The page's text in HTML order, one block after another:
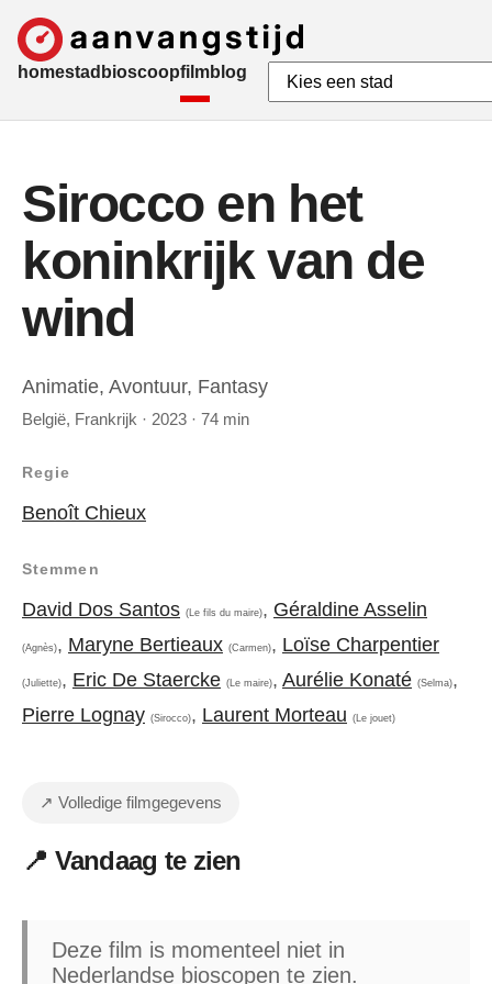
homestad bioscoopfilmblog
Sirocco en het
koninkrijk van de
wind
Animatie, Avontuur, Fantasy
België, Frankrijk · 2023 · 74 min
Regie
Benoît Chieux
Stemmen
David Dos Santos (Le fils du maire), Géraldine Asselin
(Agnès), Maryne Bertieaux (Carmen), Loïse Charpentier
(Juliette), Eric De Staercke (Le maire), Aurélie Konaté (Selma),
Pierre Lognay (Sirocco), Laurent Morteau (Le jouet)
↗ Volledige filmgegevens
📍 Vandaag te zien
Deze film is momenteel niet in
Nederlandse bioscopen te zien.